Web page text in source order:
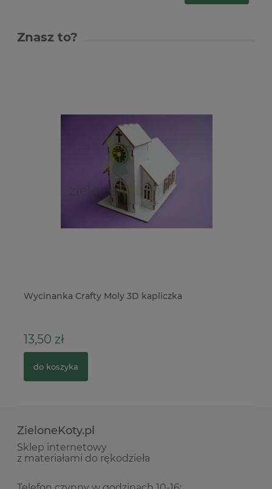
Znasz to?
Wycinanka Crafty Moly 3D kapliczka
13,50 zł
do koszyka
ZieloneKoty.pl
Sklep internetowy
z materiałami do rękodzieła